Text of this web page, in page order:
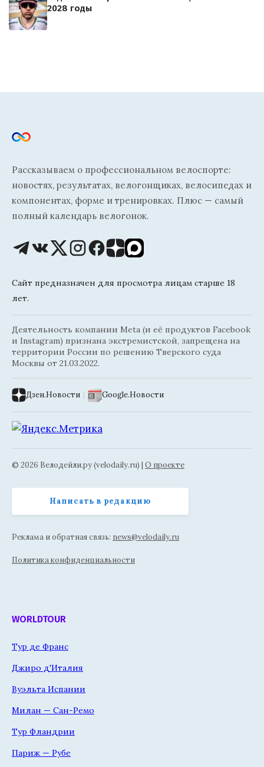
2028 годы
Рассказываем о профессиональном велоспорте:
новостях, результатах, велогонщиках, велосипедах и
компонентах, форме и тренировках. Плюс — самый
полный календарь велогонок.
Сайт предназначен для просмотра лицам старше 18
лет.
Деятельность компании Meta (и её продуктов Facebook
и Instagram) признана экстремистской, запрещена на
территории России по решению Тверского суда
Москвы от 21.03.2022.
Дзен.Новости | Google.Новости
© 2026 Велодейли.ру (velodaily.ru) | О проекте
Написать в редакцию
Реклама и обратная связь: news@velodaily.ru
Политика конфиденциальности
WORLDTOUR
Тур де Франс
Джиро д'Италия
Вуэльта Испании
Милан — Сан-Ремо
Тур Фландрии
Париж — Рубе